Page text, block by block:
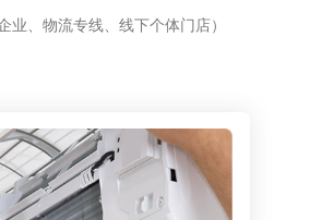
业、物流专线、线下个体门店）